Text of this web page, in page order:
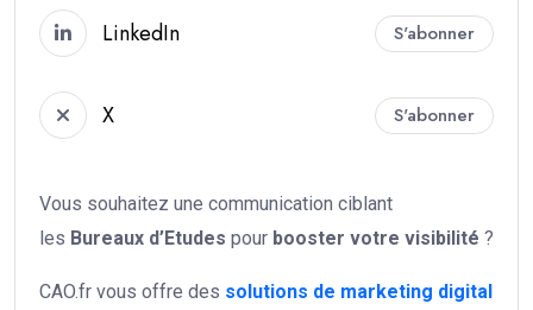
LinkedIn S'abonner
X S'abonner
Vous souhaitez une communication ciblant
les Bureaux d’Etudes pour booster votre visibilité ?
CAO.fr vous offre des solutions de marketing digital